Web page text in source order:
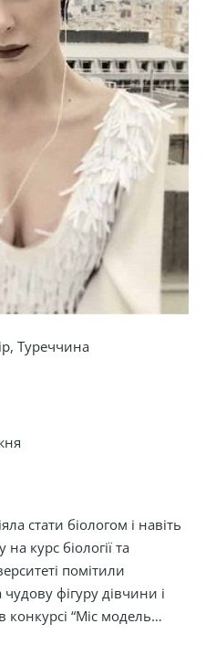
Туреччина
стати біологом і навіть
курс біології та
помітили
фігуру дівчини і
конкурсі “Міс модель
здобула титул “Міс